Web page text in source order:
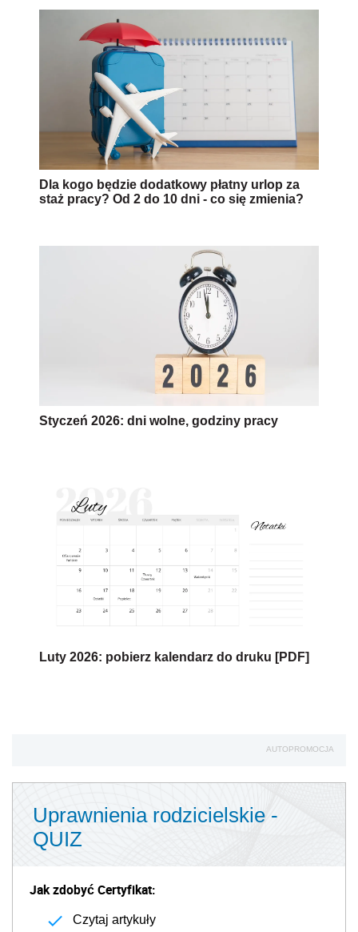
Dla kogo będzie dodatkowy płatny urlop za
staż pracy? Od 2 do 10 dni - co się zmienia?
Styczeń 2026: dni wolne, godziny pracy
Luty 2026: pobierz kalendarz do druku [PDF]
AUTOPROMOCJA
Uprawnienia rodzicielskie -
QUIZ
Jak zdobyć Certyfikat:
Czytaj artykuły